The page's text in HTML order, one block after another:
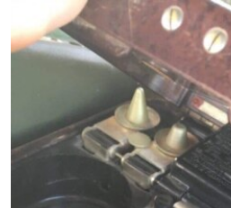
поискуСЕВЕР.РЕАЛИИ
СИБИРЬ.РЕАЛИИ
РАСПИСАНИЕ ВЕЩАНИЯ
ПОДПИШИТЕСЬ НА РАССЫЛКУ
СОЦИАЛЬНЫЕ СЕТИ